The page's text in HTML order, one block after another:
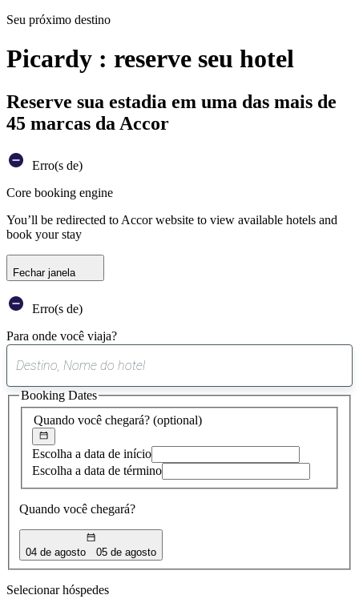
Seu próximo destino
Picardy : reserve seu hotel
Reserve sua estadia em uma das mais de
45 marcas da Accor
Erro(s de)
Core booking engine
You’ll be redirected to Accor website to view available hotels and
book your stay
Fechar janela
Erro(s de)
Para onde você viaja?
sugestão
encontrada
Quando você chegará? (optional)
Escolha a data de início
Escolha a data de término
Quando você chegará?
04 de agosto 05 de agosto
Booking Dates
Selecionar hóspedes